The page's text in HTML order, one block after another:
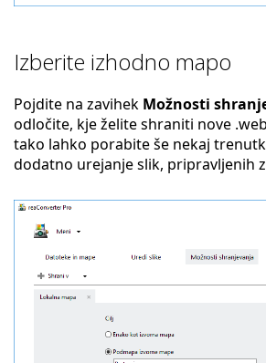
Izberite izhodno mapo
Pojdite na zavihek Možnosti
odločite, kje želite shraniti nove
tako lahko porabite še nekaj
dodatno urejanje slik, pripravljenih